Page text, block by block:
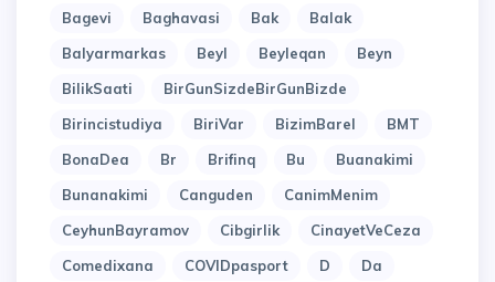
Bagevi
Baghavasi Bak
Balak
Balyarmarkas
Beyl Beyleqan
Beyn
BilikSaati
BirGunSizdeBirGunBizde
Birincistudiya
BiriVar BizimBarel
BMT
BonaDea
Br Brifinq Bu
Buanakimi
Bunanakimi
Canguden
CanimMenim
CeyhunBayramov
Cibgirlik
CinayetVeCeza
Comedixana
COVIDpasport D
Da